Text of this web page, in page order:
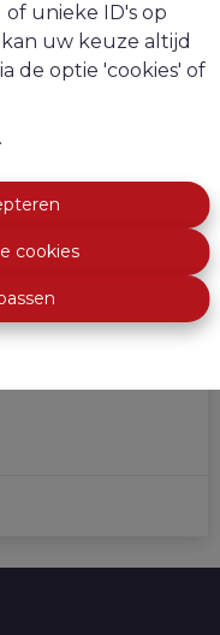
unieke ID's op
uw keuze altijd
de optie 'cookies' of
.
cookies